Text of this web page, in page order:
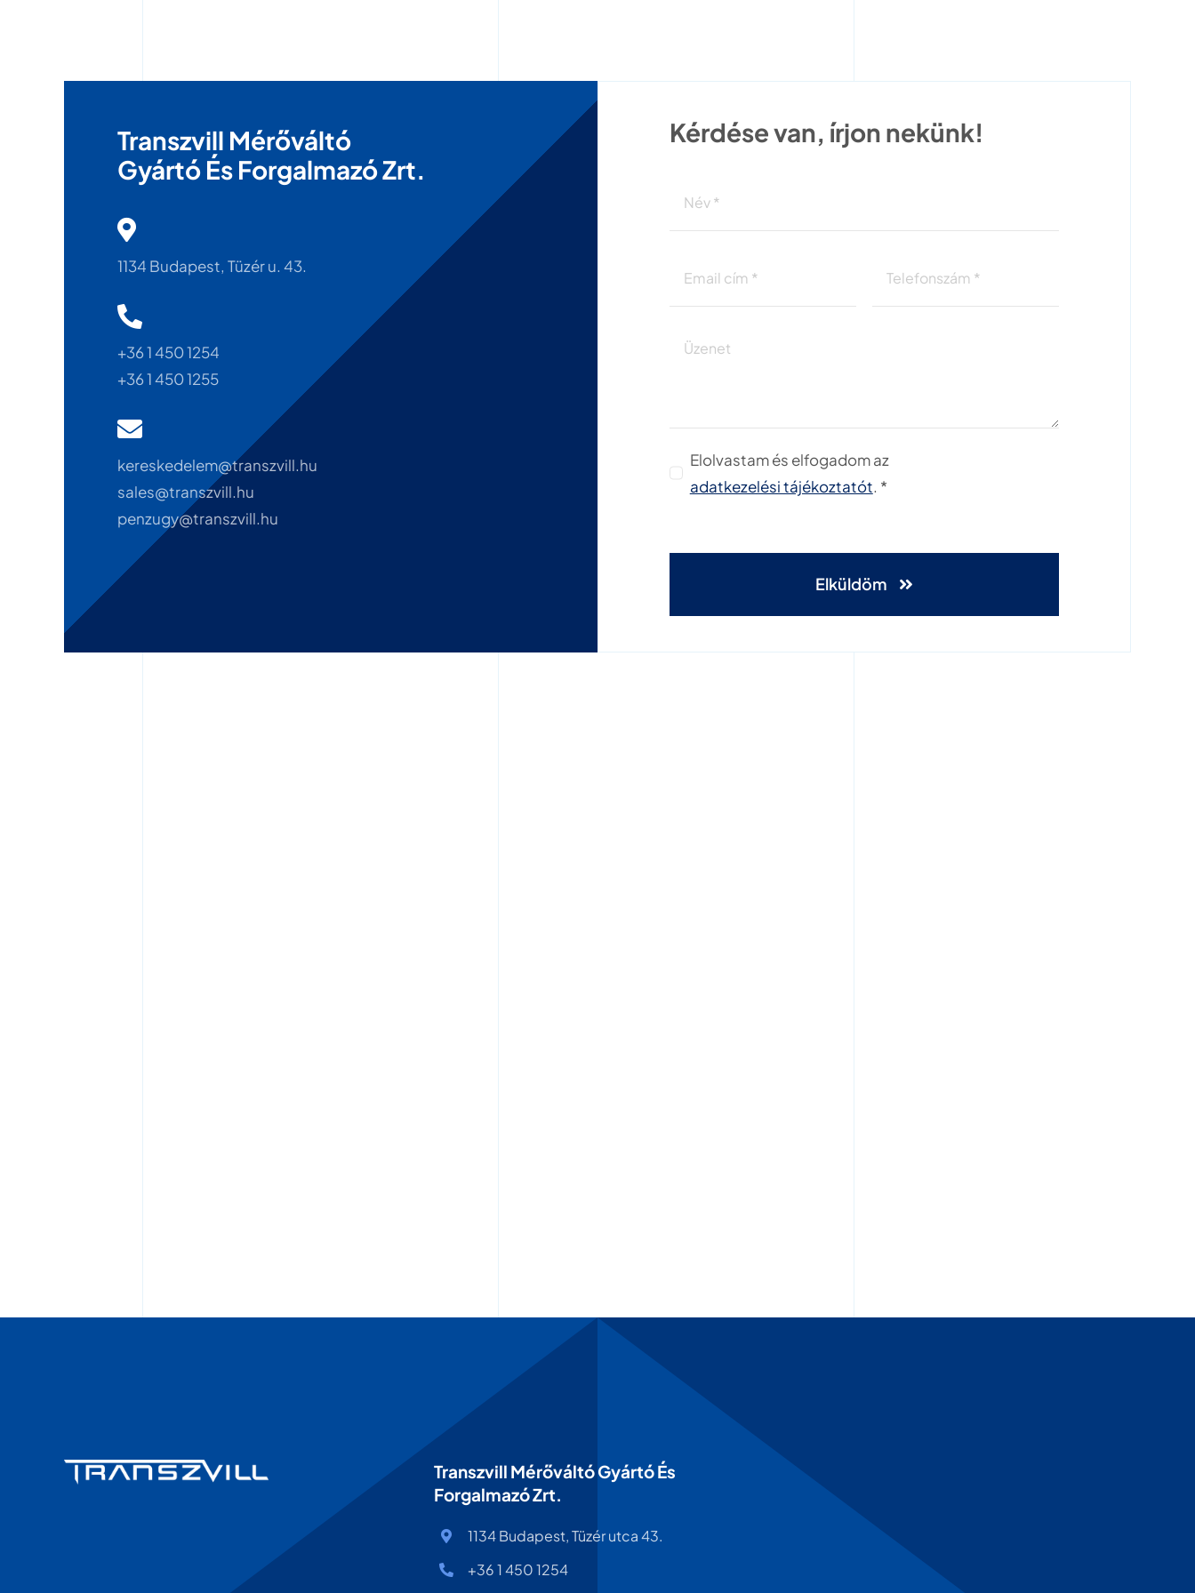
Transzvill Mérőváltó
Gyártó És Forgalmazó Zrt.
1134 Budapest, Tüzér u. 43.
+36 1 450 1254
+36 1 450 1255
kereskedelem@transzvill.hu
sales@transzvill.hu
penzugy@transzvill.hu
Kérdése van, írjon nekünk!
Elolvastam és elfogadom az
adatkezelési tájékoztatót. *
Elküldöm
Transzvill Mérőváltó Gyártó És
Forgalmazó Zrt.
1134 Budapest, Tüzér utca 43.
+36 1 450 1254